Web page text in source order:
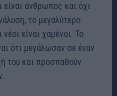
είναι άνθρωπος και όχι
το μεγαλύτερο
είναι χαμένοι. Το
ότι μεγάλωσαν σε έναν
του και προσπαθούν